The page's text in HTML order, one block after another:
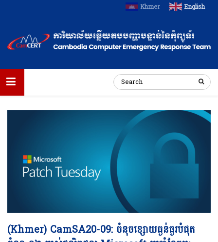
Khmer English
(Khmer) CamSA20-09: ចំនុចខ្សោយធ្ងន់ធ្ងរបំផុត